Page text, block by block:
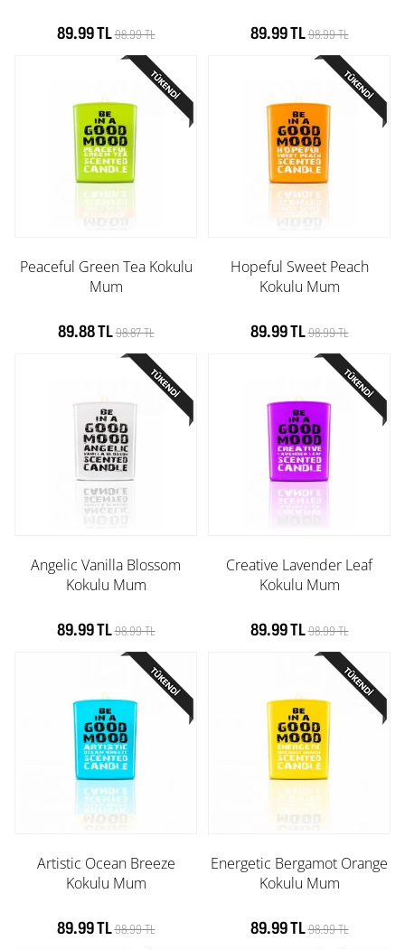
89.99 TL98.99 TL 89.99 TL98.99 TL
Peaceful Green Tea Kokulu
Mum
89.88 TL98.87 TL
Hopeful Sweet Peach
Kokulu Mum
89.99 TL98.99 TL
Angelic Vanilla Blossom
Kokulu Mum
89.99 TL98.99 TL
Creative Lavender Leaf
Kokulu Mum
89.99 TL98.99 TL
Artistic Ocean Breeze
Kokulu Mum
89.99 TL98.99 TL
Energetic Bergamot Orange
Kokulu Mum
89.99 TL98.99 TL